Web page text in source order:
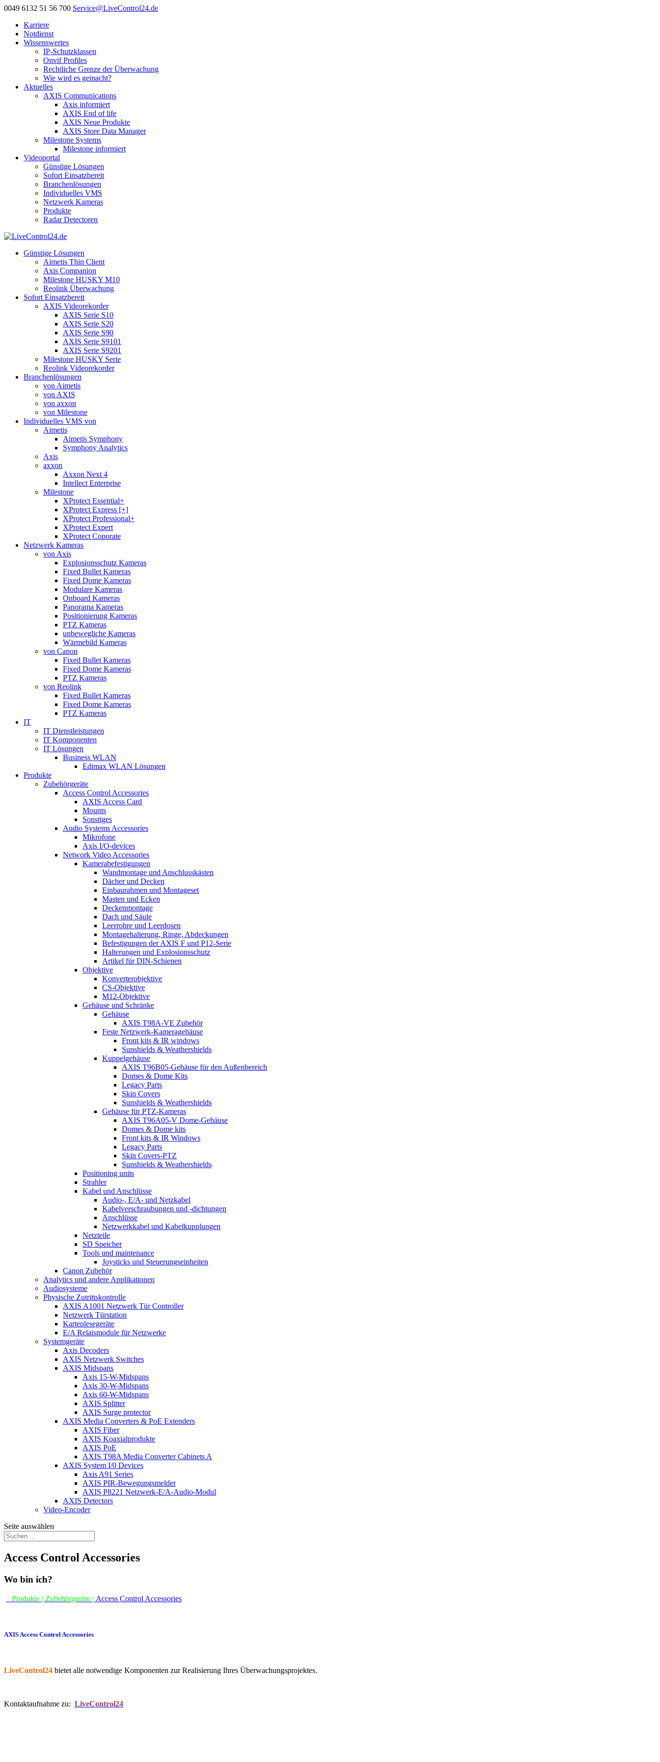
0049 6132 51 56 700 Service@LiveControl24.de
Karriere
Notdienst
Wissenswertes
IP-Schutzklassen
Onvif Profiles
Rechtliche Grenze der Überwachung
Wie wird es gemacht?
Aktuelles
AXIS Communications
Axis informiert
AXIS End of life
AXIS Neue Produkte
AXIS Store Data Manager
Milestone Systems
Milestone informiert
Videoportal
Günstige Lösungen
Sofort Einsatzbereit
Branchenlösungen
Individuelles VMS
Netzwerk Kameras
Produkte
Radar Detectoren
Günstige Lösungen
Aimetis Thin Client
Axis Companion
Milestone HUSKY M10
Reolink Überwachung
Sofort Einsatzbereit
AXIS Videorekorder
AXIS Serie S10
AXIS Serie S20
AXIS Serie S90
AXIS Serie S9101
AXIS Serie S9201
Milestone HUSKY Serie
Reolink Videorekorder
Branchenlösungen
von Aimetis
von AXIS
von axxon
von Milestone
Individuelles VMS von
Aimetis
Aimetis Symphony
Symphony Analytics
Axis
axxon
Axxon Next 4
Intellect Enterprise
Milestone
XProtect Essential+
XProtect Express [+]
XProtect Professional+
XProtect Expert
XProtect Coporate
Netzwerk Kameras
von Axis
Explosionsschutz Kameras
Fixed Bullet Kameras
Fixed Dome Kameras
Modulare Kameras
Onboard Kameras
Panorama Kameras
Positionierung Kameras
PTZ Kameras
unbewegliche Kameras
Wärmebild Kameras
von Canon
Fixed Bullet Kameras
Fixed Dome Kameras
PTZ Kameras
von Reolink
Fixed Bullet Kameras
Fixed Dome Kameras
PTZ Kameras
IT
IT Dienstleistungen
IT Komponenten
IT Lösungen
Business WLAN
Edimax WLAN Lösungen
Produkte
Zubehörgeräte
Access Control Accessories
AXIS Access Card
Mounts
Sonstiges
Audio Systems Accessories
Mikrofone
Axis I/O-devices
Network Video Accessories
Kamerabefestigungen
Wandmontage und Anschlusskästen
Dächer und Decken
Einbaurahmen und Montageset
Masten und Ecken
Deckenmontage
Dach und Säule
Leerrohre und Leerdosen
Montagehalterung, Ringe, Abdeckungen
Befestigungen der AXIS F und P12-Serie
Halterungen und Explosionsschutz
Artikel für DIN-Schienen
Objektive
Konverterobjektive
CS-Objektive
M12-Objektive
Gehäuse und Schränke
Gehäuse
AXIS T98A-VE Zubehör
Feste Netzwerk-Kameragehäuse
Front kits & IR windows
Sunshields & Weathershields
Kuppelgehäuse
AXIS T96B05-Gehäuse für den Außenbereich
Domes & Dome Kits
Legacy Parts
Skin Covers
Sunshields & Weathershields
Gehäuse für PTZ-Kameras
AXIS T96A05-V Dome-Gehäuse
Domes & Dome kits
Front kits & IR Windows
Legacy Parts
Skin Covers-PTZ
Sunshields & Weathershields
Positioning units
Strahler
Kabel und Anschlüsse
Audio-, E/A- und Netzkabel
Kabelverschraubungen und -dichtungen
Anschlüsse
Netzwerkkabel und Kabelkupplungen
Netzteile
SD Speicher
Tools und maintenance
Joysticks und Steuerungseinheiten
Canon Zubehör
Analytics und andere Applikationen
Audiosysteme
Physische Zutrittskontrolle
AXIS A1001 Netzwerk Tür Controller
Netzwerk Türstation
Kartenlesegeräte
E/A Relaismodule für Netzwerke
Systemgeräte
Axis Decoders
AXIS Netzwerk Switches
AXIS Midspans
Axis 15-W-Midspans
Axis 30-W-Midspans
Axis 60-W-Midspans
AXIS Splitter
AXIS Surge protector
AXIS Media Converters & PoE Extenders
AXIS Fiber
AXIS Koaxialprodukte
AXIS PoE
AXIS T98A Media Converter Cabinets A
AXIS System I/0 Devices
Axis A91 Series
AXIS PIR-Bewegungsmelder
AXIS P8221 Netzwerk-E/A-Audio-Modul
AXIS Detectors
Video-Encoder
Seite auswählen
Access Control Accessories
Wo bin ich?
Produkte | Zubehörgeräte | Access Control Accessories
AXIS Access Control Accessories
LiveControl24 bietet alle notwendige Komponenten zur Realisierung Ihres Überwachungsprojektes.
Kontaktaufnahme zu: LiveControl24